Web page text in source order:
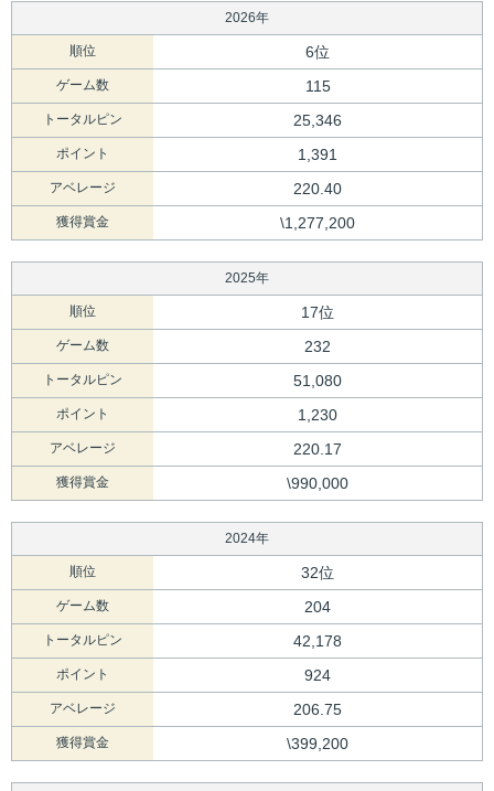
2026年
順位 6位
ゲーム数 115
トータルピン 25,346
ポイント 1,391
アベレージ 220.40
獲得賞金 \1,277,200
2025年
順位 17位
ゲーム数 232
トータルピン 51,080
ポイント 1,230
アベレージ 220.17
獲得賞金 \990,000
2024年
順位 32位
ゲーム数 204
トータルピン 42,178
ポイント 924
アベレージ 206.75
獲得賞金 \399,200